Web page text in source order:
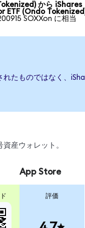
から iShares
ETF (Ondo
SOXXon に相当
たものではなく、
産ウォレット。
App Store
評価